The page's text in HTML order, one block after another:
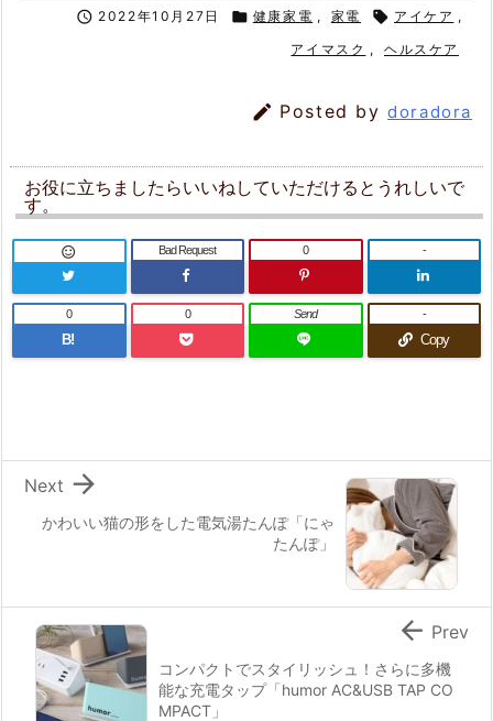
 2022年10月27日  健康家電 , 家電  アイケア ,
アイマスク , ヘルスケア
 Posted bydoradora
お役に立ちましたらいいねしていただけるとうれしいで
す。
 Bad Request 0 -
B!
0 0 Send
Copy
-
かわいい猫の形をした電気湯たんぽ「にゃ
たんぽ」

Next
コンパクトでスタイリッシュ！さらに多機
能な充電タップ「humor AC&USB TAP CO
MPACT」
 Prev